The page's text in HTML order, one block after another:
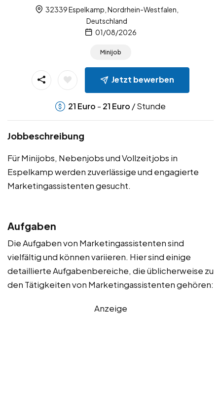
32339 Espelkamp, Nordrhein-Westfalen,
Deutschland
01/08/2026
Minijob
Jetzt bewerben
21 Euro - 21 Euro / Stunde
Jobbeschreibung
Für Minijobs, Nebenjobs und Vollzeitjobs in
Espelkamp werden zuverlässige und engagierte
Marketingassistenten gesucht.
Aufgaben
Die Aufgaben von Marketingassistenten sind
vielfältig und können variieren. Hier sind einige
detaillierte Aufgabenbereiche, die üblicherweise zu
den Tätigkeiten von Marketingassistenten gehören:
Anzeige